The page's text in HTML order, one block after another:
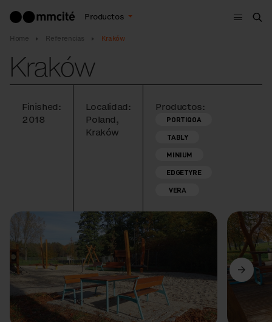
Productos
Menú
Home Referencias Kraków
Kraków
Finished:
2018
Localidad:
Poland,
Kraków
Productos:
PORTIQOA
TABLY
MINIUM
EDGETYRE
VERA
Anterior Siguiente